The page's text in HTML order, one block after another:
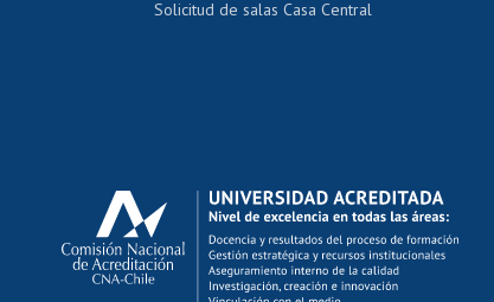
Solicitud de salas Casa Central